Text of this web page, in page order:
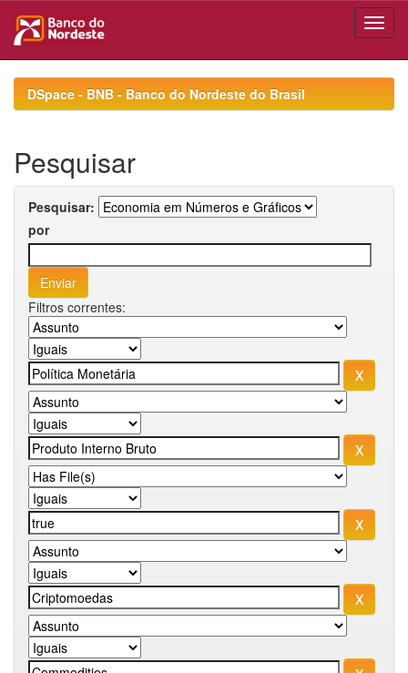
navigationDSpace - BNB - Banco do Nordeste do Brasil
Pesquisar
Pesquisar:
por
Filtros correntes: